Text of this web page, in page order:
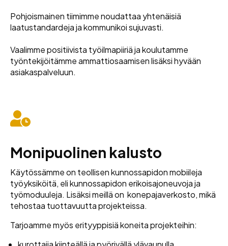
Pohjoismainen tiimimme noudattaa yhtenäisiä
laatustandardeja ja kommunikoi sujuvasti.
Vaalimme positiivista työilmapiiriä ja koulutamme
työntekijöitämme ammattiosaamisen lisäksi hyvään
asiakaspalveluun.
Monipuolinen kalusto
Käytössämme on teollisen kunnossapidon mobiileja
työyksiköitä, eli kunnossapidon erikoisajoneuvoja ja
työmoduuleja. Lisäksi meillä on konepajaverkosto, mikä
tehostaa tuottavuutta projekteissa.
Tarjoamme myös erityyppisiä koneita projekteihin: